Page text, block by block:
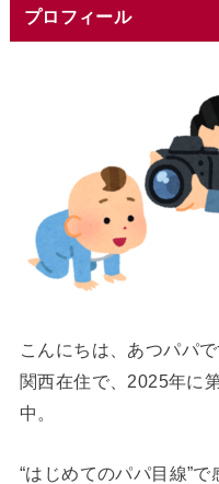
プロフィール
こんにちは、あつパパで
関西在住で、2025年に
中。
“はじめてのパパ目線”